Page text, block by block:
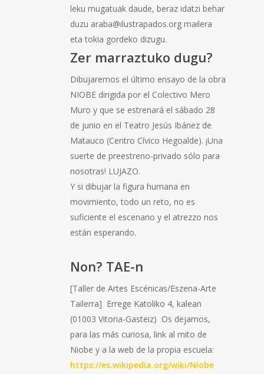
leku mugatuak daude, beraz idatzi behar
duzu araba@ilustrapados.org mailera
eta tokia gordeko dizugu.
Zer marraztuko dugu?
Dibujaremos el último ensayo de la obra
NIOBE dirigida por el Colectivo Mero
Muro y que se estrenará el sábado 28
de junio en el Teatro Jesús Ibánez de
Matauco (Centro Cívico Hegoalde). ¡Una
suerte de preestreno-privado sólo para
nosotras! LUJAZO.
Y si dibujar la figura humana en
movimiento, todo un reto, no es
suficiente el escenario y el atrezzo nos
están esperando.
Non? TAE-n
[Taller de Artes Escénicas/Eszena-Arte
Tailerra] Errege Katoliko 4, kalean
(01003 Vitoria-Gasteiz) Os dejamos,
para las más curiosa, link al mito de
Niobe y a la web de la propia escuela:
https://es.wikipedia.org/wiki/Níobe